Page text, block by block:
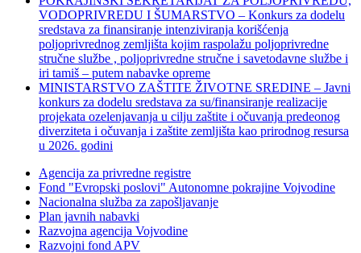
VODOPRIVREDU I ŠUMARSTVO – Konkurs za dodelu
sredstava za finansiranje intenziviranja korišćenja
poljoprivrednog zemljišta kojim raspolažu poljoprivredne
stručne službe , poljoprivredne stručne i savetodavne službe i
iri tamiš ‒ putem nabavke opreme
MINISTARSTVO ZAŠTITE ŽIVOTNE SREDINE – Javni
konkurs za dodelu sredstava za su/finansiranje realizacije
projekata ozelenjavanja u cilju zaštite i očuvanja predeonog
diverziteta i očuvanja i zaštite zemljišta kao prirodnog resursa
u 2026. godini
Agencija za privredne registre
Fond "Evropski poslovi" Autonomne pokrajine Vojvodine
Nacionalna služba za zapošljavanje
Plan javnih nabavki
Razvojna agencija Vojvodine
Razvojni fond APV